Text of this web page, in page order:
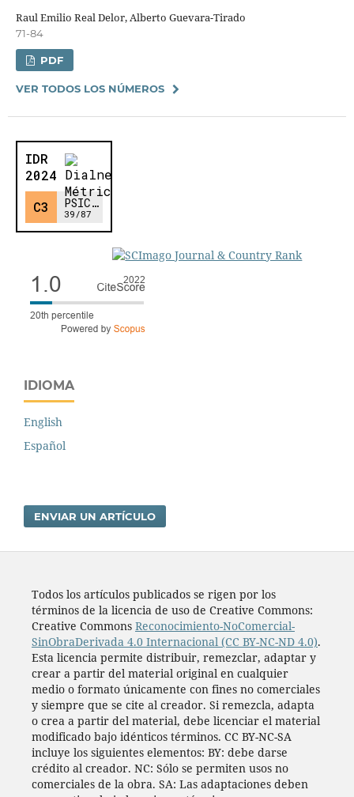
Raul Emilio Real Delor, Alberto Guevara-Tirado
71-84
PDF
VER TODOS LOS NÚMEROS
IDIOMA
English
Español
ENVIAR UN ARTÍCULO
Todos los artí­culos publicados se rigen por los
términos de la licencia de uso de Creative Commons:
Creative Commons Reconocimiento-NoComercial-
SinObraDerivada 4.0 Internacional (CC BY-NC-ND 4.0).
Esta licencia permite distribuir, remezclar, adaptar y
crear a partir del material original en cualquier
medio o formato únicamente con fines no comerciales
y siempre que se cite al creador. Si remezcla, adapta
o crea a partir del material, debe licenciar el material
modificado bajo idénticos términos. CC BY-NC-SA
incluye los siguientes elementos: BY: debe darse
crédito al creador. NC: Sólo se permiten usos no
comerciales de la obra. SA: Las adaptaciones deben